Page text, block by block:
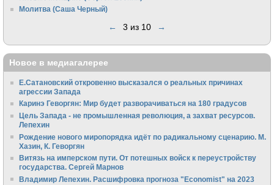
Молитва (Саша Черный)
← 3 из 10 →
Новое в медиагалерее
Е.Сатановский откровенно высказался о реальных причинах
агрессии Запада
Каринэ Геворгян: Мир будет разворачиваться на 180 градусов
Цель Запада - не промышленная революция, а захват ресурсов.
Лепехин
Рождение нового миропорядка идёт по радикальному сценарию. М.
Хазин, К. Геворгян
Витязь на имперском пути. От потешных войск к переустройству
государства. Сергей Марнов
Владимир Лепехин. Расшифровка прогноза "Economist" на 2023